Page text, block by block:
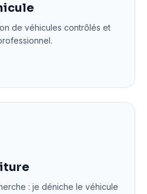
de véhicules contrôlés et
: je déniche le véhicule